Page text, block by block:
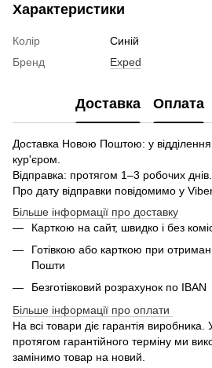
Характеристики
Колір
Синій
Бренд
Exped
Доставка Оплата
Доставка Новою Поштою: у
кур'єром.
Відправка: протягом 1–3 робочих днів.
Про дату відправки повідомимо у
Більше інформації про доставку
Карткою на сайт, швидко і без
Готівкою або карткою при
Пошти
Безготівковий розрахунок по IBAN
Більше інформації про оплати
На всі товари діє гарантія виробника.
протягом гарантійного терміну ми
замінимо товар на новий.